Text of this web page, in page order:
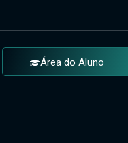
Área do Aluno